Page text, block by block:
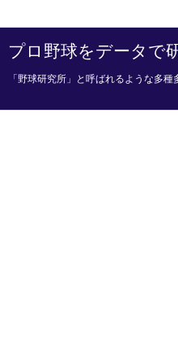
プロ野球をデータで
「野球研究所」と呼ばれるような多